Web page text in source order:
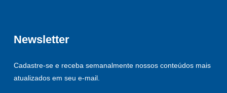
Newsletter
Cadastre-se e receba semanalmente nossos conteúdos mais
atualizados em seu e-mail.